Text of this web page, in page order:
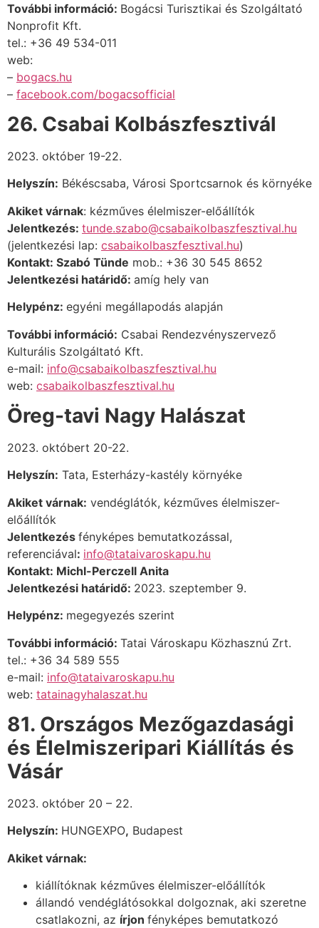
További információ: Bogácsi Turisztikai és Szolgáltató
Nonprofit Kft.
tel.: +36 49 534-011
web:
– bogacs.hu
– facebook.com/bogacsofficial
26. Csabai Kolbászfesztivál
2023. október 19-22.
Helyszín: Békéscsaba, Városi Sportcsarnok és környéke
Akiket várnak: kézműves élelmiszer-előállítók
Jelentkezés: tunde.szabo@csabaikolbaszfesztival.hu
(jelentkezési lap: csabaikolbaszfesztival.hu)
Kontakt: Szabó Tünde mob.: +36 30 545 8652
Jelentkezési határidő: amíg hely van
Helypénz: egyéni megállapodás alapján
További információ: Csabai Rendezvényszervező
Kulturális Szolgáltató Kft.
e-mail: info@csabaikolbaszfesztival.hu
web: csabaikolbaszfesztival.hu
Öreg-tavi Nagy Halászat
2023. októbert 20-22.
Helyszín: Tata, Esterházy-kastély környéke
Akiket várnak: vendéglátók, kézműves élelmiszer-
előállítók
Jelentkezés fényképes bemutatkozással,
referenciával: info@tataivaroskapu.hu
Kontakt: Michl-Perczell Anita
Jelentkezési határidő: 2023. szeptember 9.
Helypénz: megegyezés szerint
További információ: Tatai Városkapu Közhasznú Zrt.
tel.: +36 34 589 555
e-mail: info@tataivaroskapu.hu
web: tatainagyhalaszat.hu
81. Országos Mezőgazdasági
és Élelmiszeripari Kiállítás és
Vásár
2023. október 20 – 22.
Helyszín: HUNGEXPO, Budapest
Akiket várnak:
kiállítóknak kézműves élelmiszer-előállítók
állandó vendéglátósokkal dolgoznak, aki szeretne
csatlakozni, az írjon fényképes bemutatkozó